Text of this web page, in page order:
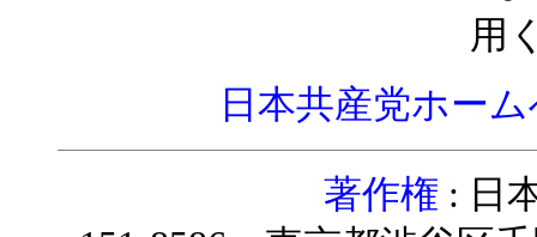
用
日本共産党ホー
著作権 : 日